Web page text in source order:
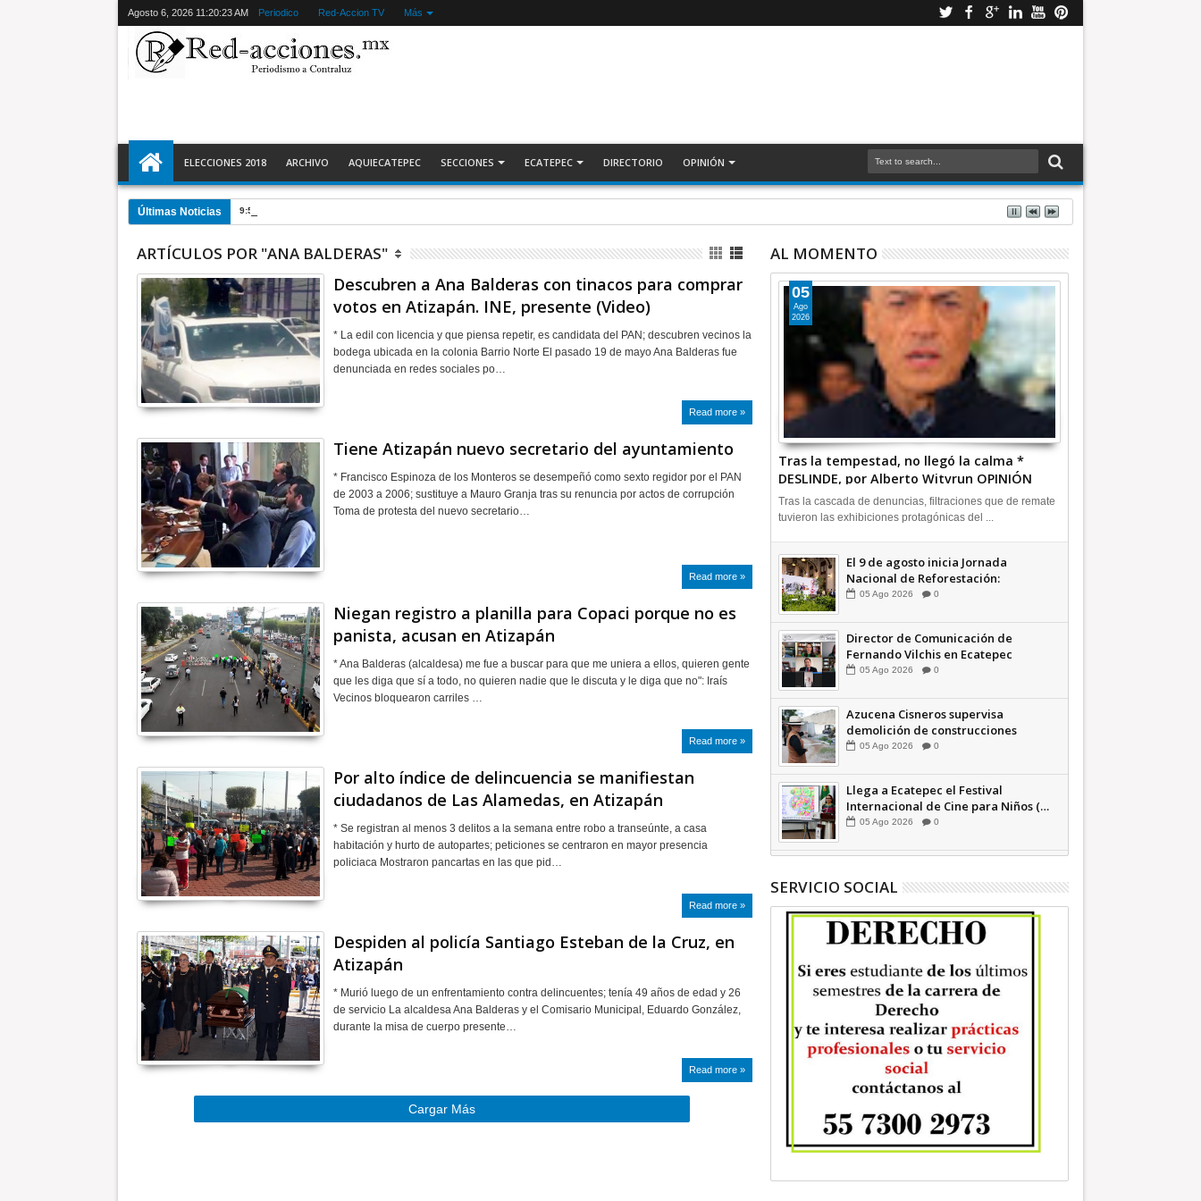
Agosto 6, 2026 11:20:24 AM Periodico Red-Accion TV Más
ELECCIONES 2018 ARCHIVO AQUIECATEPEC SECCIONES ECATEPEC DIRECTORIO OPINIÓN
Últimas Noticias 9:59 PM
ARTÍCULOS POR "ANA BALDERAS"
Descubren a Ana Balderas con tinacos para comprar
votos en Atizapán. INE, presente (Video)
* La edil con licencia y que piensa repetir, es candidata del PAN; descubren vecinos la
bodega ubicada en la colonia Barrio Norte El pasado 19 de mayo Ana Balderas fue
denunciada en redes sociales po…
Read more »
Tiene Atizapán nuevo secretario del ayuntamiento
* Francisco Espinoza de los Monteros se desempeñó como sexto regidor por el PAN
de 2003 a 2006; sustituye a Mauro Granja tras su renuncia por actos de corrupción
Toma de protesta del nuevo secretario…
Read more »
Niegan registro a planilla para Copaci porque no es
panista, acusan en Atizapán
* Ana Balderas (alcaldesa) me fue a buscar para que me uniera a ellos, quieren gente
que les diga que sí a todo, no quieren nadie que le discuta y le diga que no": Iraís
Vecinos bloquearon carriles …
Read more »
Por alto índice de delincuencia se manifiestan
ciudadanos de Las Alamedas, en Atizapán
* Se registran al menos 3 delitos a la semana entre robo a transeúnte, a casa
habitación y hurto de autopartes; peticiones se centraron en mayor presencia
policiaca Mostraron pancartas en las que pid…
Read more »
Despiden al policía Santiago Esteban de la Cruz, en
Atizapán
* Murió luego de un enfrentamiento contra delincuentes; tenía 49 años de edad y 26
de servicio La alcaldesa Ana Balderas y el Comisario Municipal, Eduardo González,
durante la misa de cuerpo presente…
Read more »
Cargar Más
AL MOMENTO
Tras la tempestad, no llegó la calma *
DESLINDE, por Alberto Witvrun OPINIÓN
05
Ago
2026
Tras la cascada de denuncias, filtraciones que de remate
tuvieron las exhibiciones protagónicas del ...
El 9 de agosto inicia Jornada
Nacional de Reforestación:
presidenta Sheinbaum +Video
05 Ago 2026 0
Director de Comunicación de
Fernando Vilchis en Ecatepec
financió publicaciones en redes
Cisneros: TEEM | INFORMATIVA
05 Ago 2026 0
Azucena Cisneros supervisa
demolición de construcciones
ilegales en zona federal
05 Ago 2026 0
Llega a Ecatepec el Festival
Internacional de Cine para Niños (…
y no tan Niños) +Video INFORMATIVA
05 Ago 2026 0
SERVICIO SOCIAL